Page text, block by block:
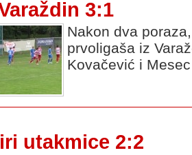
3:1
Nakon dva
prvoligaša iz
Kovačević i
utakmice 2:2